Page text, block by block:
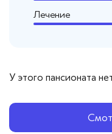
У этого пансионата
Лечение